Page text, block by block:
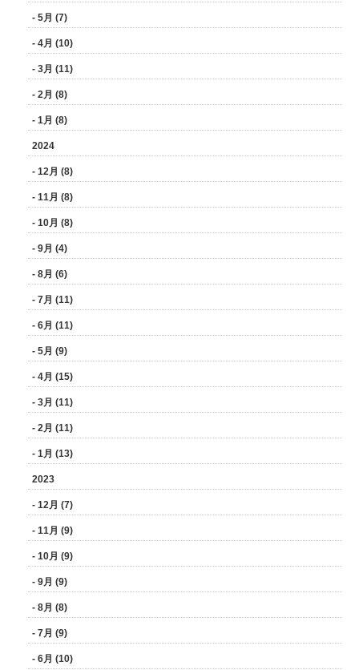
- 5月 (7)
- 4月 (10)
- 3月 (11)
- 2月 (8)
- 1月 (8)
2024
- 12月 (8)
- 11月 (8)
- 10月 (8)
- 9月 (4)
- 8月 (6)
- 7月 (11)
- 6月 (11)
- 5月 (9)
- 4月 (15)
- 3月 (11)
- 2月 (11)
- 1月 (13)
2023
- 12月 (7)
- 11月 (9)
- 10月 (9)
- 9月 (9)
- 8月 (8)
- 7月 (9)
- 6月 (10)